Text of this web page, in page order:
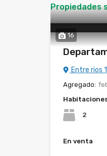
Propiedades
16
Entre rios
Agregado:
2
En venta